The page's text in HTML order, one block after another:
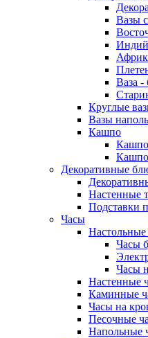
Вазы
Ваза -
Круглые
Вазы
Кашпо
Кашпо
Кашпо
Декоративные
Настенные
Подставки
Часы
Часы
Часы
Настенные
Каминные
Часы на
Песочные
Напольные